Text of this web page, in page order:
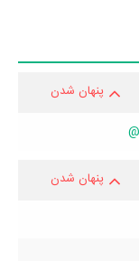
پنهان شدن
پنهان شدن